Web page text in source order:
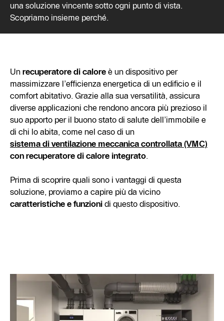
una soluzione vincente sotto ogni punto di vista.
Scopriamo insieme perché.
Un recuperatore di calore è un dispositivo per
massimizzare l’efficienza energetica di un edificio e il
comfort abitativo. Grazie alla sua versatilità, assicura
diverse applicazioni che rendono ancora più prezioso il
suo apporto per il buono stato di salute dell’immobile e
di chi lo abita, come nel caso di un
sistema di ventilazione meccanica controllata (VMC)
con recuperatore di calore integrato.
Prima di scoprire quali sono i vantaggi di questa
soluzione, proviamo a capire più da vicino
caratteristiche e funzioni di questo dispositivo.